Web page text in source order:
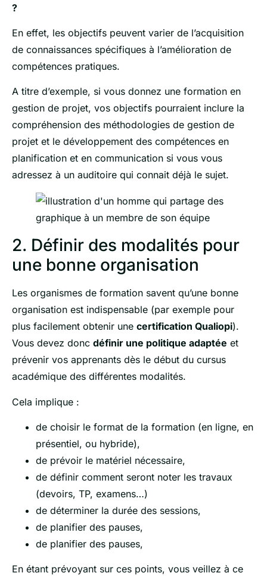
?
En effet, les objectifs peuvent varier de l’acquisition
de connaissances spécifiques à l’amélioration de
compétences pratiques.
A titre d’exemple, si vous donnez une formation en
gestion de projet, vos objectifs pourraient inclure la
compréhension des méthodologies de gestion de
projet et le développement des compétences en
planification et en communication si vous vous
adressez à un auditoire qui connait déjà le sujet.
2. Définir des modalités pour
une bonne organisation
Les organismes de formation savent qu’une bonne
organisation est indispensable (par exemple pour
plus facilement obtenir une certification Qualiopi).
Vous devez donc définir une politique adaptée et
prévenir vos apprenants dès le début du cursus
académique des différentes modalités.
Cela implique :
de choisir le format de la formation (en ligne, en
présentiel, ou hybride),
de prévoir le matériel nécessaire,
de définir comment seront noter les travaux
(devoirs, TP, examens…)
de déterminer la durée des sessions,
de planifier des pauses,
de planifier des pauses,
En étant prévoyant sur ces points, vous veillez à ce